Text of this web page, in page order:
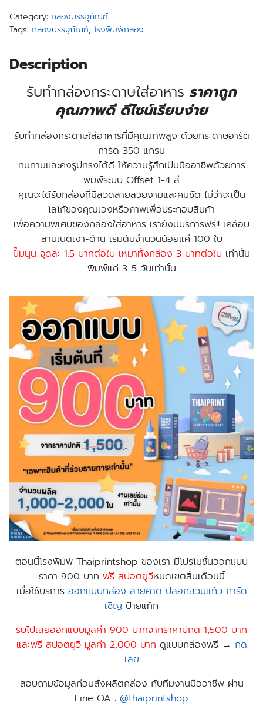
Category: กล่องบรรจุภัณฑ์
Tags: กล่องบรรจุภัณฑ์, โรงพิมพ์กล่อง
Description
รับทํากล่องกระดาษใส่อาหาร ราคาถูก
คุณภาพดี ดีไซน์เรียบง่าย
รับทำกล่องกระดาษใส่อาหารที่มีคุณภาพสูง ด้วยกระดาษอาร์ต
การ์ด 350 แกรม
ทนทานและคงรูปทรงได้ดี ให้ความรู้สึกเป็นมืออาชีพด้วยการ
พิมพ์ระบบ Offset 1-4 สี
คุณจะได้รับกล่องที่มีลวดลายสวยงามและคมชัด ไม่ว่าจะเป็น
โลโก้ของคุณเองหรือภาพเพื่อประกอบสินค้า
เพื่อความพิเศษของกล่องใส่อาหาร เรายังมีบริการฟรี!! เคลือบ
ลามิเนตเงา-ด้าน เริ่มต้นจำนวนน้อยแค่ 100 ใบ
ปั๊มนูน จุดละ 1.5 บาทต่อใบ เหมาทั้งกล่อง 3 บาทต่อใบ เท่านั้น
พิมพ์แค่ 3-5 วันเท่านั้น
ตอนนี้โรงพิมพ์ Thaiprintshop ของเรา มีโปรโมชั่นออกแบบ
ราคา 900 บาท ฟรี สปอตยูวีหมดเขตสิ้นเดือนนี้
เมื่อใช้บริการ ออกแบบกล่อง สายคาด ปลอกสวมแก้ว การ์ด
เชิญ ป้าย​แท็ก
รับไปเลยออกแบบมูลค่า 900 บาทจากราคาปกติ 1,500 บาท
และฟรี สปอตยูวี มูลค่า 2,000 บาท ดูแบบกล่องฟรี → กด
เลย
สอบถามข้อมูลก่อนสั่งผลิตกล่อง กับทีมงานมืออาชีพ ผ่าน
Line OA : @thaiprintshop